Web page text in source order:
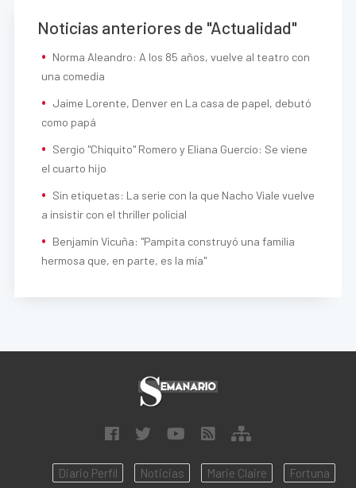
Noticias anteriores de "Actualidad"
Norma Aleandro: A los 85 años, vuelve al teatro con
una comedia
Jaime Lorente, Denver en La casa de papel, debutó
como papá
Sergio "Chiquito" Romero y Eliana Guercio: Se viene
el cuarto hijo
Sin etiquetas: La serie con la que Nacho Viale vuelve
a insistir con el thriller policial
Benjamín Vicuña: "Pampita construyó una familia
hermosa que, en parte, es la mía"
Diario Perfil Noticias Marie Claire Fortuna